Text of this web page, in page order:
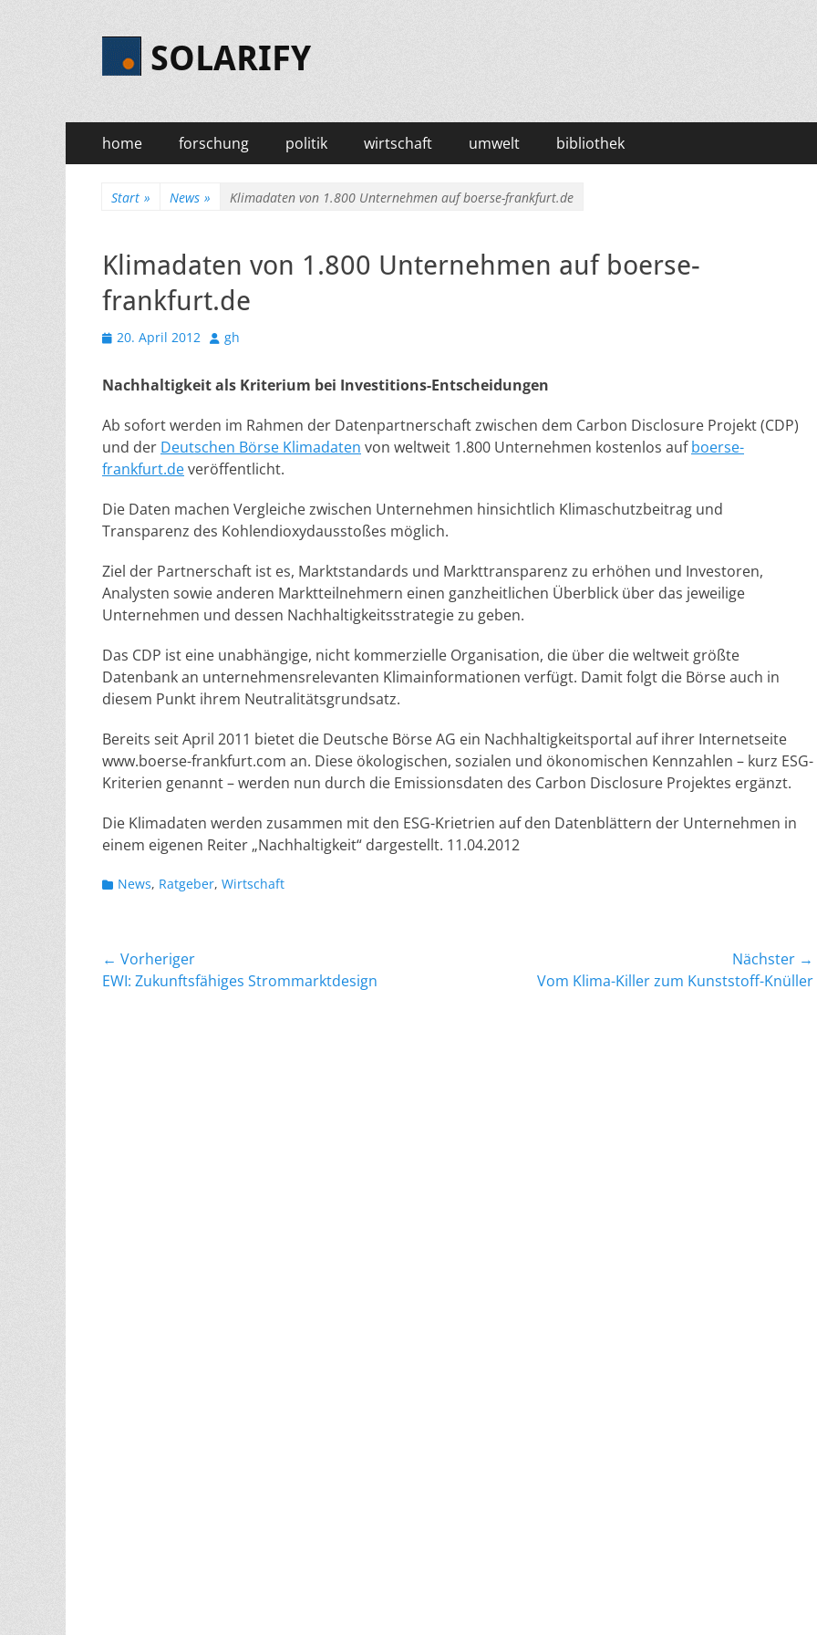
SOLARIFY
Primäres
Menü
Zum
Inhalt
home forschung politik wirtschaft umwelt bibliothek
Start » News » Klimadaten von 1.800 Unternehmen auf boerse-frankfurt.de
Klimadaten von 1.800 Unternehmen auf boerse-
frankfurt.de
Veröffentlicht
20. April 2012 Autor
gh
Nachhaltigkeit als Kriterium bei Investitions-Entscheidungen
Ab sofort werden im Rahmen der Datenpartnerschaft zwischen dem Carbon Disclosure Projekt (CDP)
und der Deutschen Börse Klimadaten von weltweit 1.800 Unternehmen kostenlos aufboerse-
frankfurt.deveröffentlicht.
Die Daten machen Vergleiche zwischen Unternehmen hinsichtlich Klimaschutzbeitrag und
Transparenz des Kohlendioxydausstoßes möglich.
Ziel der Partnerschaft ist es, Marktstandards und Markttransparenz zu erhöhen und Investoren,
Analysten sowie anderen Marktteilnehmern einen ganzheitlichen Überblick über das jeweilige
Unternehmen und dessen Nachhaltigkeitsstrategie zu geben.
Das CDP ist eine unabhängige, nicht kommerzielle Organisation, die über die weltweit größte
Datenbank an unternehmensrelevanten Klimainformationen verfügt. Damit folgt die Börse auch in
diesem Punkt ihrem Neutralitätsgrundsatz.
Bereits seit April 2011 bietet die Deutsche Börse AG ein Nachhaltigkeitsportal auf ihrer Internetseite
www.boerse-frankfurt.com an. Diese ökologischen, sozialen und ökonomischen Kennzahlen – kurz ESG-
Kriterien genannt – werden nun durch die Emissionsdaten des Carbon Disclosure Projektes ergänzt.
Die Klimadaten werden zusammen mit den ESG-Krietrien auf den Datenblättern der Unternehmen in
einem eigenen Reiter „Nachhaltigkeit“ dargestellt. 11.04.2012
Kategorien
News, Ratgeber, Wirtschaft
Beitragsnavigation
← Vorheriger
Vorheriger
EWI: Zukunftsfähiges Strommarktdesign
Nächster →
Vom Klima-Killer zum Kunststoff-Knüller